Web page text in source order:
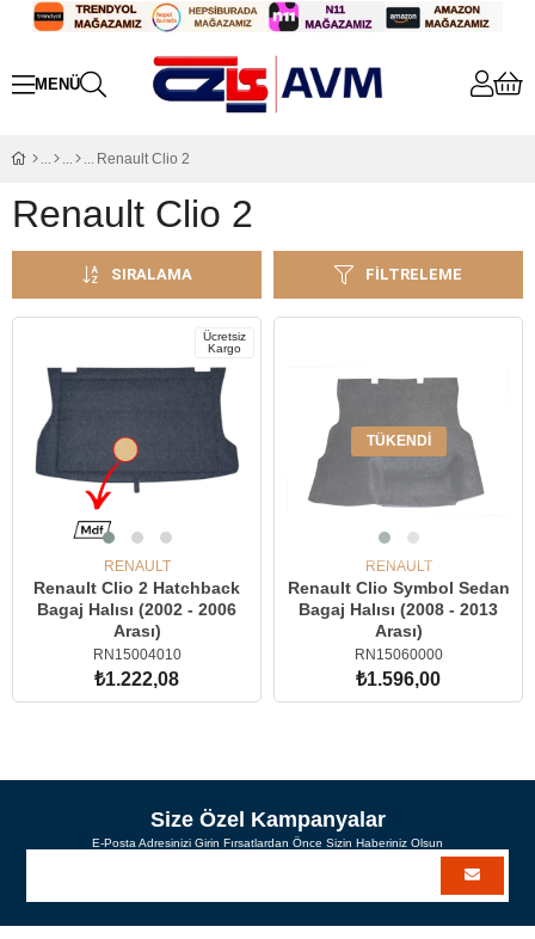
Renault Clio 2
Renault Clio 2
FILTRELEME
SIRALAMA
Ücretsiz
Kargo
RENAULT
Renault Clio 2 Hatchback
Bagaj Halısı (2002 - 2006
Arası)
RN15004010
₺1.222,08
TÜKENDI
RENAULT
Renault Clio Symbol Sedan
Bagaj Halısı (2008 - 2013
Arası)
RN15060000
₺1.596,00
Size Özel Kampanyalar
E-Posta Adresinizi Girin Fırsatlardan Önce Sizin Haberiniz Olsun